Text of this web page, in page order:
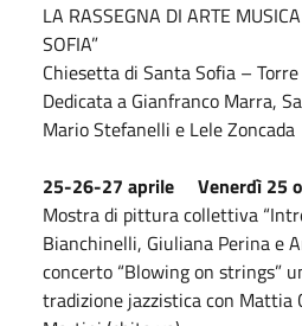
LA RASSEGNA DI ARTE
SOFIA”
Chiesetta di Santa Sofia – Torre
Dedicata a Gianfranco Marra,
Mario Stefanelli e Lele Zoncada
25-26-27 aprile
Venerdì 25
Mostra di pittura collettiva
Bianchinelli, Giuliana Perina e
concerto “Blowing on strings”
tradizione jazzistica con Mattia